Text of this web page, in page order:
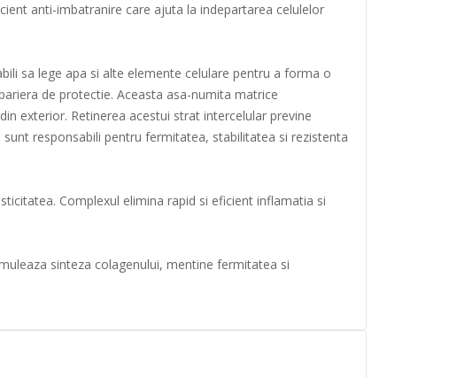
anti-imbatranire care ajuta la indepartarea celulelor
sa lege apa si alte elemente celulare pentru a forma o
de protectie. Aceasta asa-numita matrice
exterior. Retinerea acestui strat intercelular previne
responsabili pentru fermitatea, stabilitatea si rezistenta
Complexul elimina rapid si eficient inflamatia si
sinteza colagenului, mentine fermitatea si